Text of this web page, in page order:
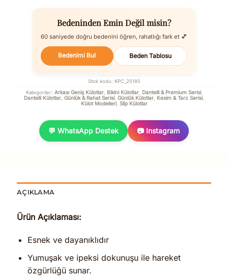
Bedeninden Emin Değil misin?
60 saniyede doğru bedenini öğren, rahatlığı fark et 💕
Bedenimi Bul Beden Tablosu
Stok kodu: KPC_25185
Kategoriler: Arkası Geniş Külotlar, Bikini Külotlar, Dantelli & Premium Serisi,
Dantelli Külotlar Günlük & Rahat Serisi Günlük Külotlar Kesim & Tarz Serisi
Külot Modelleri, Slip Külotlar
💬 WhatsApp Destek 📷 Instagram
AÇIKLAMA
Ürün Açıklaması:
Esnek ve dayanıklıdır
Yumuşak ve ipeksi dokunuşu ile hareket
özgürlüğü sunar.